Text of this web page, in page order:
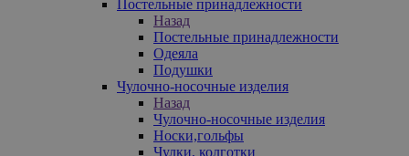
Постельные принадлежности
Назад
Постельные принадлежности
Одеяла
Подушки
Чулочно-носочные изделия
Назад
Чулочно-носочные изделия
Носки,гольфы
Чулки, колготки